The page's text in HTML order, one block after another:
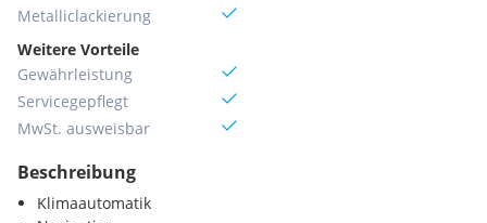
Metallic­lackierung
Weitere Vorteile
Gewährleistung
Servicegepflegt
MwSt. ausweisbar
Beschreibung
Klimaautomatik